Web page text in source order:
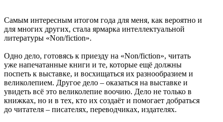
Самым интересным итогом года для меня, как вероятно и
для многих других, стала ярмарка интеллектуальной
литературы «Non/fiction».
Одно дело, готовясь к приезду на «Non/fiction», читать
уже напечатанные книги и те, которые ещё должны
поспеть к выставке, и восхищаться их разнообразием и
великолепием. Другое дело – оказаться на выставке и
увидеть всё это великолепие воочию. Дело не только в
книжках, но и в тех, кто их создаёт и помогает добраться
до читателя – писателях, переводчиках, издателях.